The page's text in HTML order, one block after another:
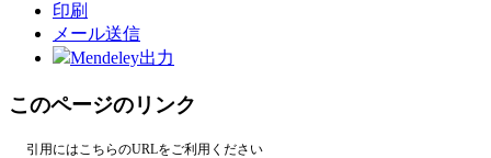
印刷
メール送信
Mendeley出力
このページのリンク
引用にはこちらのURLをご利用ください